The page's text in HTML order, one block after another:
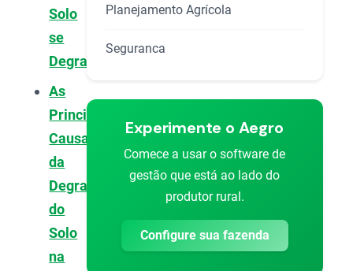
Solo
se
Degrada?
As
Principais
Causas
da
Degradação
do
Solo
na
Planejamento Agrícola
Seguranca
Experimente o Aegro
Comece a usar o software de
gestão que está ao lado do
produtor rural.
Configure sua fazenda